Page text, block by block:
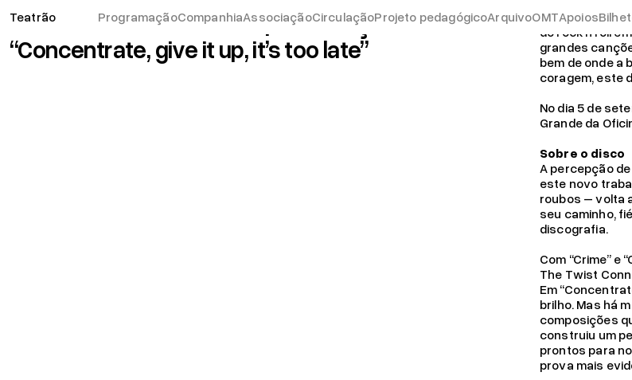
Teatrão ProgramaçãoCompanhiaAssociaçãoCirculaçãoProjeto pedagógicoArquivoOMTApoios
© 2026 Teatrão – Companhia de Teatro, Coimbra 19.04.26Já
The Twist Connection – apresentação
“Concentrate, give it up, it’s too late”
Os The Twist
do rock’n’roll
grandes
bem de onde a
coragem, este
No dia 5 de
Grande da
Sobre o disco
A percepção
este novo
roubos – volta
seu caminho,
discografia.
Com “Crime”
The Twist
Em
brilho. Mas há
composições
construiu um
prontos para
prova mais